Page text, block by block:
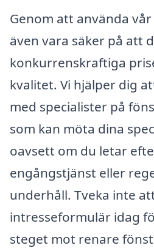
Genom att använda
även vara säker på att
konkurrenskraftiga
kvalitet. Vi hjälper dig
med specialister på
som kan möta dina
oavsett om du letar
engångstjänst eller
underhåll. Tveka inte
intresseformulär idag
steget mot renare